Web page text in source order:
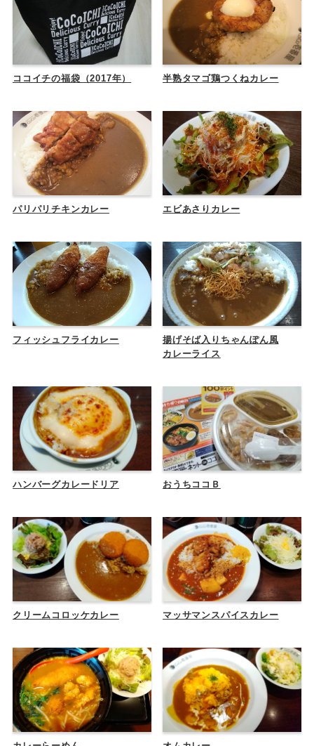
ココイチの福袋（2017年） 半熟タマゴ鶏つくねカレー
パリパリチキンカレー エビあさりカレー
フィッシュフライカレー
揚げそば入りちゃんぽん風
カレーライス
ハンバーグカレードリア おうちココＢ
クリームコロッケカレー マッサマンスパイスカレー